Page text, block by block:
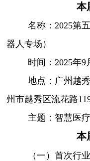
本
名称：2025第
器人专场）
时间：2025年9
地点：广州越
州市越秀区流花路119
主题：智慧医
本
（一）首次行